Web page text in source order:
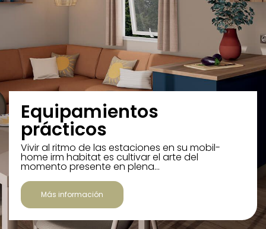
Equipamientos
prácticos
Vivir al ritmo de las estaciones en su mobil-
home irm habitat es cultivar el arte del
momento presente en plena…
Más información